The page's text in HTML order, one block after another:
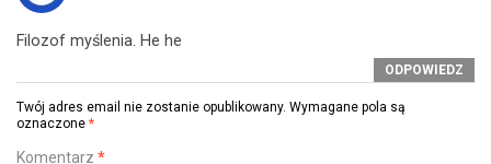
Filozof myślenia. He he
ODPOWIEDZ
Twój adres email nie zostanie opublikowany. Wymagane pola są
oznaczone *
Komentarz *